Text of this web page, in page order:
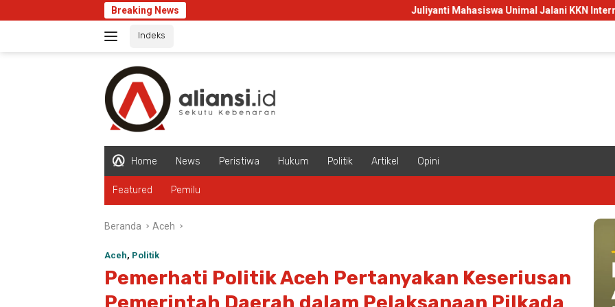
ke
Breaking News Juliyanti Mahasiswa Unimal Jalani KKN Internasional di
Indeks
Home News Peristiwa Hukum Politik Artikel Opini
Featured Pemilu
Beranda Aceh
Aceh, Politik
Pemerhati Politik Aceh Pertanyakan Keseriusan